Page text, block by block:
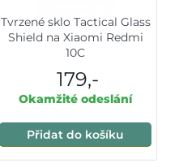
Tvrzené sklo Tactical Glass
Shield na Xiaomi Redmi
10C
179,-
Okamžité odeslání
Přidat do košíku